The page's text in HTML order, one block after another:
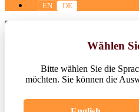
EN DE
Wählen
Bitte wählen Sie die
möchten. Sie können die
Energiearbeit & Auflösung